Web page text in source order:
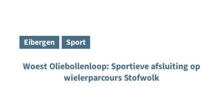
Eibergen Sport
Woest Oliebollenloop: Sportieve afsluiting op
wielerparcours Stofwolk